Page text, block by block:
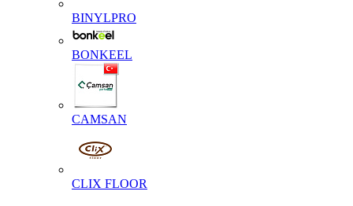
BINYLPRO
BONKEEL
CAMSAN
CLIX FLOOR